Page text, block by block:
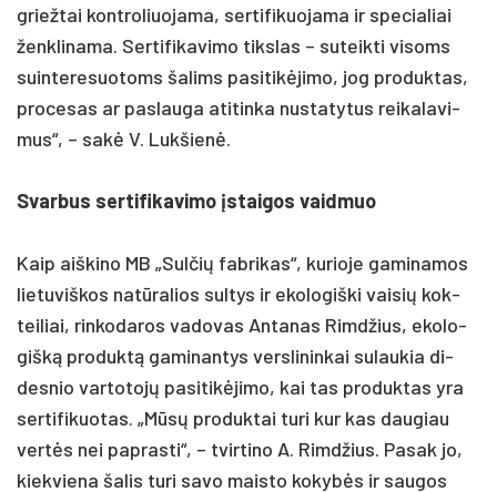
griež­tai kont­ro­liuo­ja­ma, ser­ti­fi­kuo­ja­ma ir spe­cia­liai
ženk­li­na­ma. Ser­ti­fi­ka­vi­mo tiks­las – su­teik­ti vi­soms
suin­te­re­suo­toms ša­lims pa­si­tikė­ji­mo, jog pro­duk­tas,
pro­ce­sas ar pa­slau­ga ati­tin­ka nu­sta­ty­tus rei­ka­la­vi­
mus“, – sakė V. Luk­šienė.
Svar­bus ser­ti­fi­ka­vi­mo įstai­gos vaid­muo
Kaip aiš­ki­no MB „Sul­čių fab­ri­kas“, ku­rio­je ga­mi­na­mos
lie­tu­viš­kos natū­ra­lios sul­tys ir eko­lo­giš­ki vai­sių kok­
tei­liai, rin­ko­da­ros va­do­vas An­ta­nas Rimd­žius, eko­lo­
gišką pro­duktą ga­mi­nan­tys vers­li­nin­kai su­lau­kia di­
des­nio var­to­tojų pa­si­tikė­ji­mo, kai tas pro­duk­tas yra
ser­ti­fi­kuo­tas. „Mūsų pro­duk­tai tu­ri kur kas dau­giau
vertės nei pa­pras­ti“, – tvir­ti­no A. Rimd­žius. Pa­sak jo,
kiek­vie­na ša­lis tu­ri sa­vo mais­to ko­kybės ir sau­gos